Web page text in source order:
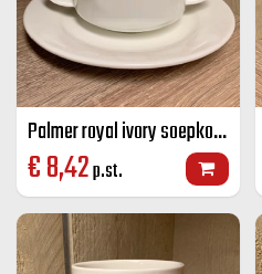
Palmer royal ivory soepkop ivoor 21,5 cl
€8,42p.st.